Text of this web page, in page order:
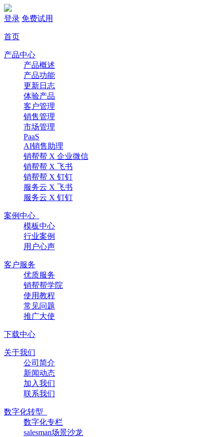
登录 免费试用
首页
产品中心
产品概述
产品功能
更新日志
体验产品
客户管理
销售管理
市场管理
PaaS
AI销售助理
销帮帮 X 企业微信
销帮帮 X 飞书
销帮帮 X 钉钉
服务云 X 飞书
服务云 X 钉钉
案例中心
模板中心
行业案例
用户心声
客户服务
优质服务
销帮帮学院
使用教程
常见问题
推广大使
下载中心
关于我们
公司简介
新闻动态
加入我们
联系我们
数字化转型
数字化专栏
salesman场景沙龙